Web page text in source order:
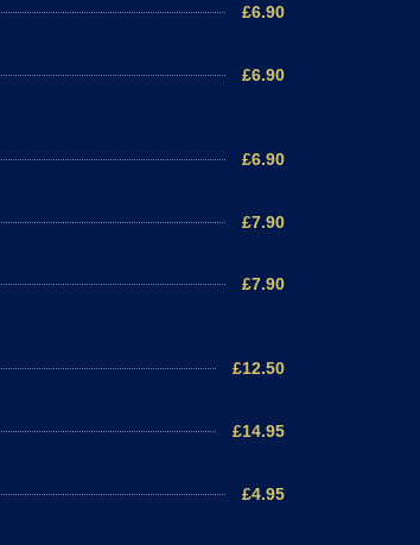
£6.90
£6.90
£6.90
£7.90
£7.90
£12.50
£14.95
£4.95